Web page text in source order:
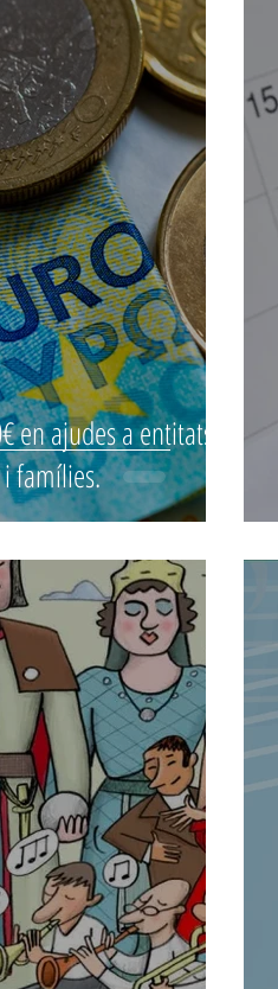
en ajudes a entitats,
famílies.